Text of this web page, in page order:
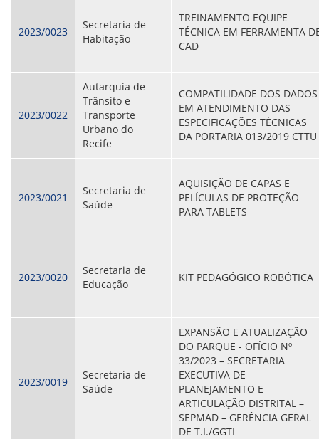
2023/0023
Secretaria de
Habitação
TREINAMENTO EQUIPE
TÉCNICA EM FERRAMENTA
CAD
2023/0022
Autarquia de
Trânsito e
Transporte
Urbano do
Recife
COMPATILIDADE DOS DADOS
EM ATENDIMENTO DAS
ESPECIFICAÇÕES TÉCNICAS
DA PORTARIA 013/2019 CTTU
2023/0021
Secretaria de
Saúde
AQUISIÇÃO DE CAPAS E
PELÍCULAS DE PROTEÇÃO
PARA TABLETS
2023/0020
Secretaria de
Educação
KIT PEDAGÓGICO ROBÓTICA
2023/0019
Secretaria de
Saúde
EXPANSÃO E ATUALIZAÇÃO
DO PARQUE - OFÍCIO Nº
33/2023 – SECRETARIA
EXECUTIVA DE
PLANEJAMENTO E
ARTICULAÇÃO DISTRITAL –
SEPMAD – GERÊNCIA GERAL
DE T.I./GGTI